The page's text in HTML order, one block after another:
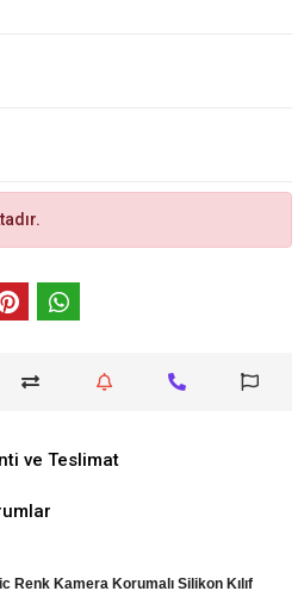
ve Teslimat
Renk Kamera Korumalı Silikon Kılıf